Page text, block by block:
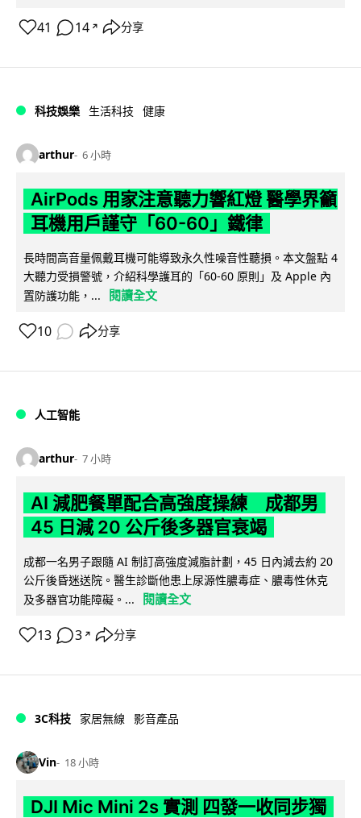
41 14 ↗ 分享
科技娛樂 生活科技 健康
arthur 6 小時
AirPods 用家注意聽力響紅燈 醫學界籲
耳機用戶謹守「60-60」鐵律
長時間高音量佩戴耳機可能導致永久性噪音性聽損。本文盤點 4
大聽力受損警號，介紹科學護耳的「60-60 原則」及 Apple 內
置防護功能，...
閱讀全文
10 分享
人工智能
arthur 7 小時
AI 減肥餐單配合高強度操練 成都男
45 日減 20 公斤後多器官衰竭
成都一名男子跟隨 AI 制訂高強度減脂計劃，45 日內減去約 20
公斤後昏迷送院。醫生診斷他患上尿源性膿毒症、膿毒性休克
及多器官功能障礙。...
閱讀全文
13 3 ↗ 分享
3C科技 家居無線 影音產品
Vin 18 小時
DJI Mic Mini 2s 實測 四發一收同步獨